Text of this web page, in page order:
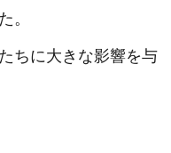
。
ちに大きな影響を与